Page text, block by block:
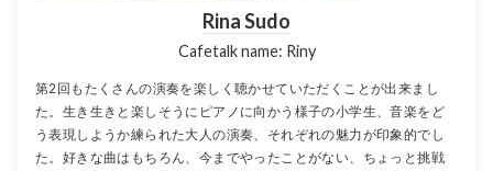
Rina Sudo
Cafetalk name: Riny
第2回もたくさんの演奏を楽しく聴かせていただくことが出来まし
た。生き生きと楽しそうにピアノに向かう様子の小学生、音楽をど
う表現しようか練られた大人の演奏、それぞれの魅力が印象的でし
た。好きな曲はもちろん、今までやったことがない、ちょっと挑戦